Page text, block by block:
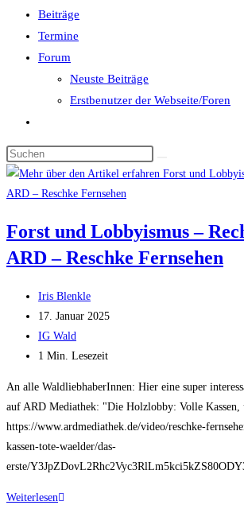
Beiträge
Termine
Forum
Neuste Beiträge
Erstbenutzer der Webseite/Foren
umschalten
Forst und Lobbyismus –
ARD – Reschke Fernsehen
Beitrags-
Autor:
Iris Blenkle
Beitrag
veröffentlicht:
17. Januar 2025
Beitrags-
Kategorie:
IG Wald
Lesedauer:
1 Min. Lesezeit
An alle WaldliebhaberInnen: Hier eine super
auf ARD Mediathek: "Die Holzlobby: Volle Kassen,
https://www.ardmediathek.de/video/reschke-
kassen-tote-waelder/das-
erste/
WeiterlesenForst